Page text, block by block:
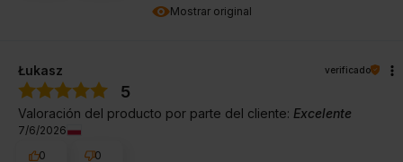
Mostrar original
Łukasz verificado
5
Valoración del producto por parte del cliente: Excelente
7/6/2026
0
0